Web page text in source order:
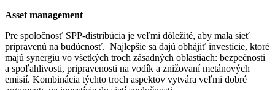
Asset management
Pre spoločnosť SPP-distribúcia je veľmi dôležité, aby mala sieť
pripravenú na budúcnosť. Najlepšie sa dajú obhájiť investície, ktoré
majú synergiu vo všetkých troch zásadných oblastiach: bezpečnosti
a spoľahlivosti, pripravenosti na vodík a znižovaní metánových
emisií. Kombinácia týchto troch aspektov vytvára veľmi dobré